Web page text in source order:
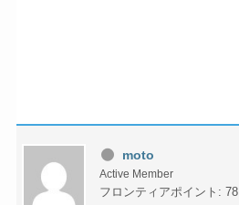
moto
Active Member
フロンティアポイント: 78